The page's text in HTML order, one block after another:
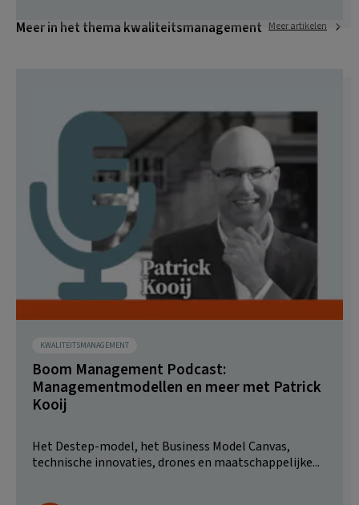
Meer in het thema kwaliteitsmanagement Meer artikelen
KWALITEITSMANAGEMENT
Boom Management Podcast:
Managementmodellen en meer met Patrick
Kooij
Het Destep-model, het Business Model Canvas,
technische innovaties, drones en maatschappelijke...